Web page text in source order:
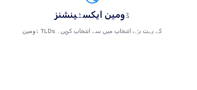
ڈومین ایکسٹینشنز
ڈومین TLDs کے بہت بڑے انتخاب میں سے انتخاب کریں۔